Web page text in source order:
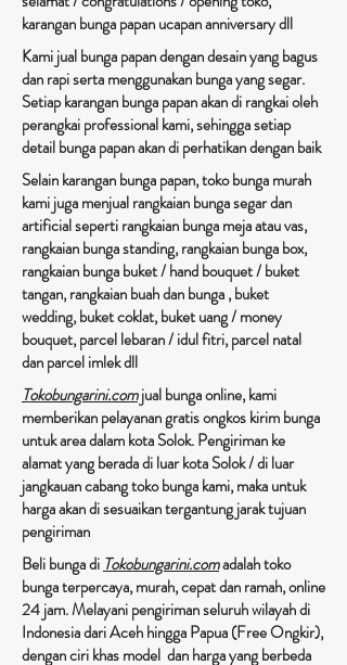
karangan bunga papan ucapan anniversary dll
Kami jual bunga papan dengan desain yang bagus
dan rapi serta menggunakan bunga yang segar.
Setiap karangan bunga papan akan di rangkai oleh
perangkai professional kami, sehingga setiap
detail bunga papan akan di perhatikan dengan baik
Selain karangan bunga papan, toko bunga murah
kami juga menjual rangkaian bunga segar dan
artificial seperti rangkaian bunga meja atau vas,
rangkaian bunga standing, rangkaian bunga box,
rangkaian bunga buket / hand bouquet / buket
tangan, rangkaian buah dan bunga , buket
wedding, buket coklat, buket uang / money
bouquet, parcel lebaran / idul fitri, parcel natal
dan parcel imlek dll
Tokobungarini.comjual bunga online, kami
memberikan pelayanan gratis ongkos kirim bunga
untuk area dalam kota Solok. Pengiriman ke
alamat yang berada di luar kota Solok / di luar
jangkauan cabang toko bunga kami, maka untuk
harga akan di sesuaikan tergantung jarak tujuan
pengiriman​
Beli bunga di Tokobungarini.comadalah toko
bunga terpercaya, murah, cepat dan ramah, online
24 jam. Melayani pengiriman seluruh wilayah di
Indonesia dari Aceh hingga Papua (Free Ongkir),
dengan ciri khas model dan harga yang berbeda